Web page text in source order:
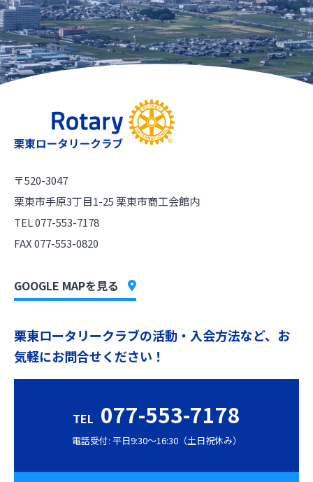
〒520-3047
栗東市手原3丁目1-25 栗東市商工会館内
TEL 077-553-7178
FAX 077-553-0820
GOOGLE MAPを見る
栗東ロータリークラブの活動・入会方法など、お
気軽にお問合せください！
TEL 077-553-7178
電話受付: 平日9:30〜16:30（土日祝休み）